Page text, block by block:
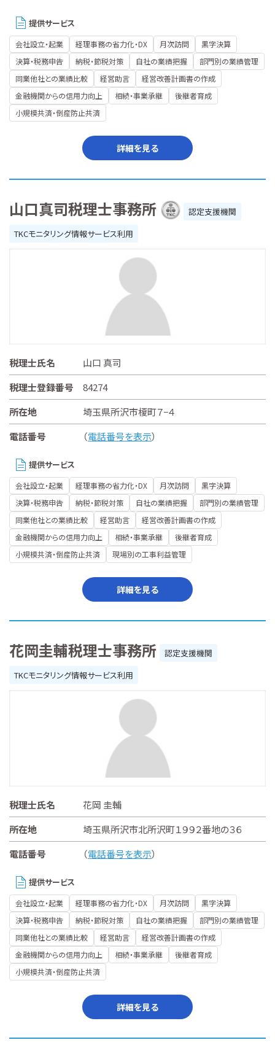
提供サービス
会社設立・起業 経理事務の省力化・DX 月次訪問
黒字決算
決算・税務申告
納税・節税対策 自社の業績把握
部門別の業績管理
同業他社との業績比較
経営助言
経営改善計画書の作成
金融機関からの信用力向上
相続・事業承継
後継者育成
小規模共済・倒産防止共済
詳細を見る
山口真司税理士事務所
認定支援機関
TKCモニタリング情報サービス利用
税理士氏名
山口 真司
税理士登録番号
84274
所在地
埼玉県所沢市榎町７−４
電話番号
（電話番号を表示）
提供サービス
会社設立・起業 経理事務の省力化・DX 月次訪問
黒字決算
決算・税務申告
納税・節税対策 自社の業績把握
部門別の業績管理
同業他社との業績比較
経営助言
経営改善計画書の作成
金融機関からの信用力向上
相続・事業承継
後継者育成
小規模共済・倒産防止共済
現場別の工事利益管理
詳細を見る
花岡圭輔税理士事務所
認定支援機関
TKCモニタリング情報サービス利用
税理士氏名
花岡 圭輔
所在地
埼玉県所沢市北所沢町１９９２番地の３６
電話番号
（電話番号を表示）
提供サービス
会社設立・起業 経理事務の省力化・DX 月次訪問
黒字決算
決算・税務申告
納税・節税対策 自社の業績把握
部門別の業績管理
同業他社との業績比較
経営助言
経営改善計画書の作成
金融機関からの信用力向上
相続・事業承継
後継者育成
小規模共済・倒産防止共済
詳細を見る